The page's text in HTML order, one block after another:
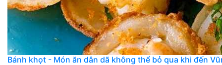
Bánh khọt - Món ăn dân dã không thể bỏ qua khi đến